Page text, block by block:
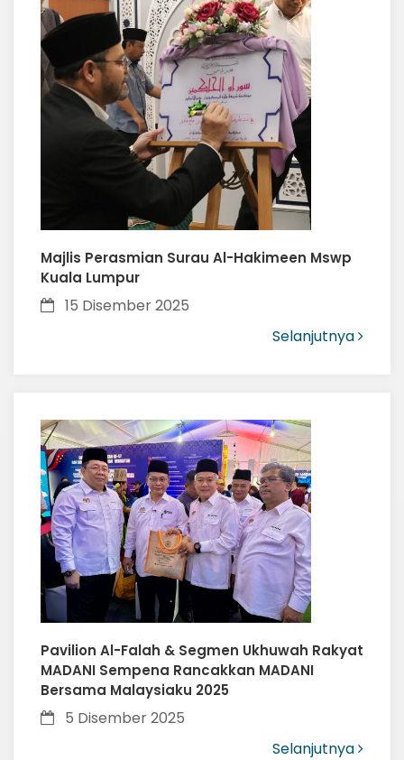
Majlis Perasmian Surau Al-Hakimeen Mswp
Kuala Lumpur
15 Disember 2025
Selanjutnya
Pavilion Al-Falah & Segmen Ukhuwah Rakyat
MADANI Sempena Rancakkan MADANI
Bersama Malaysiaku 2025
5 Disember 2025
Selanjutnya